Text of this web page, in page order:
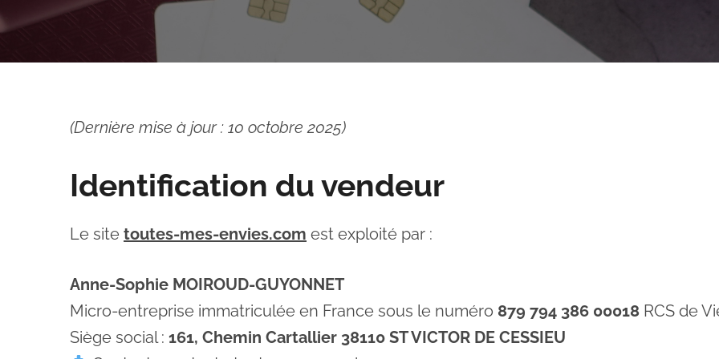
(Dernière mise à jour : 10 octobre 2025)
Identification du vendeur
Le site toutes-mes-envies.com est exploité par :
Anne-Sophie MOIROUD-GUYONNET
Micro-entreprise immatriculée en France sous le numéro 879 794 386 00018 RCS de
Siège social : 161, Chemin Cartallier 38110 ST VICTOR DE CESSIEU